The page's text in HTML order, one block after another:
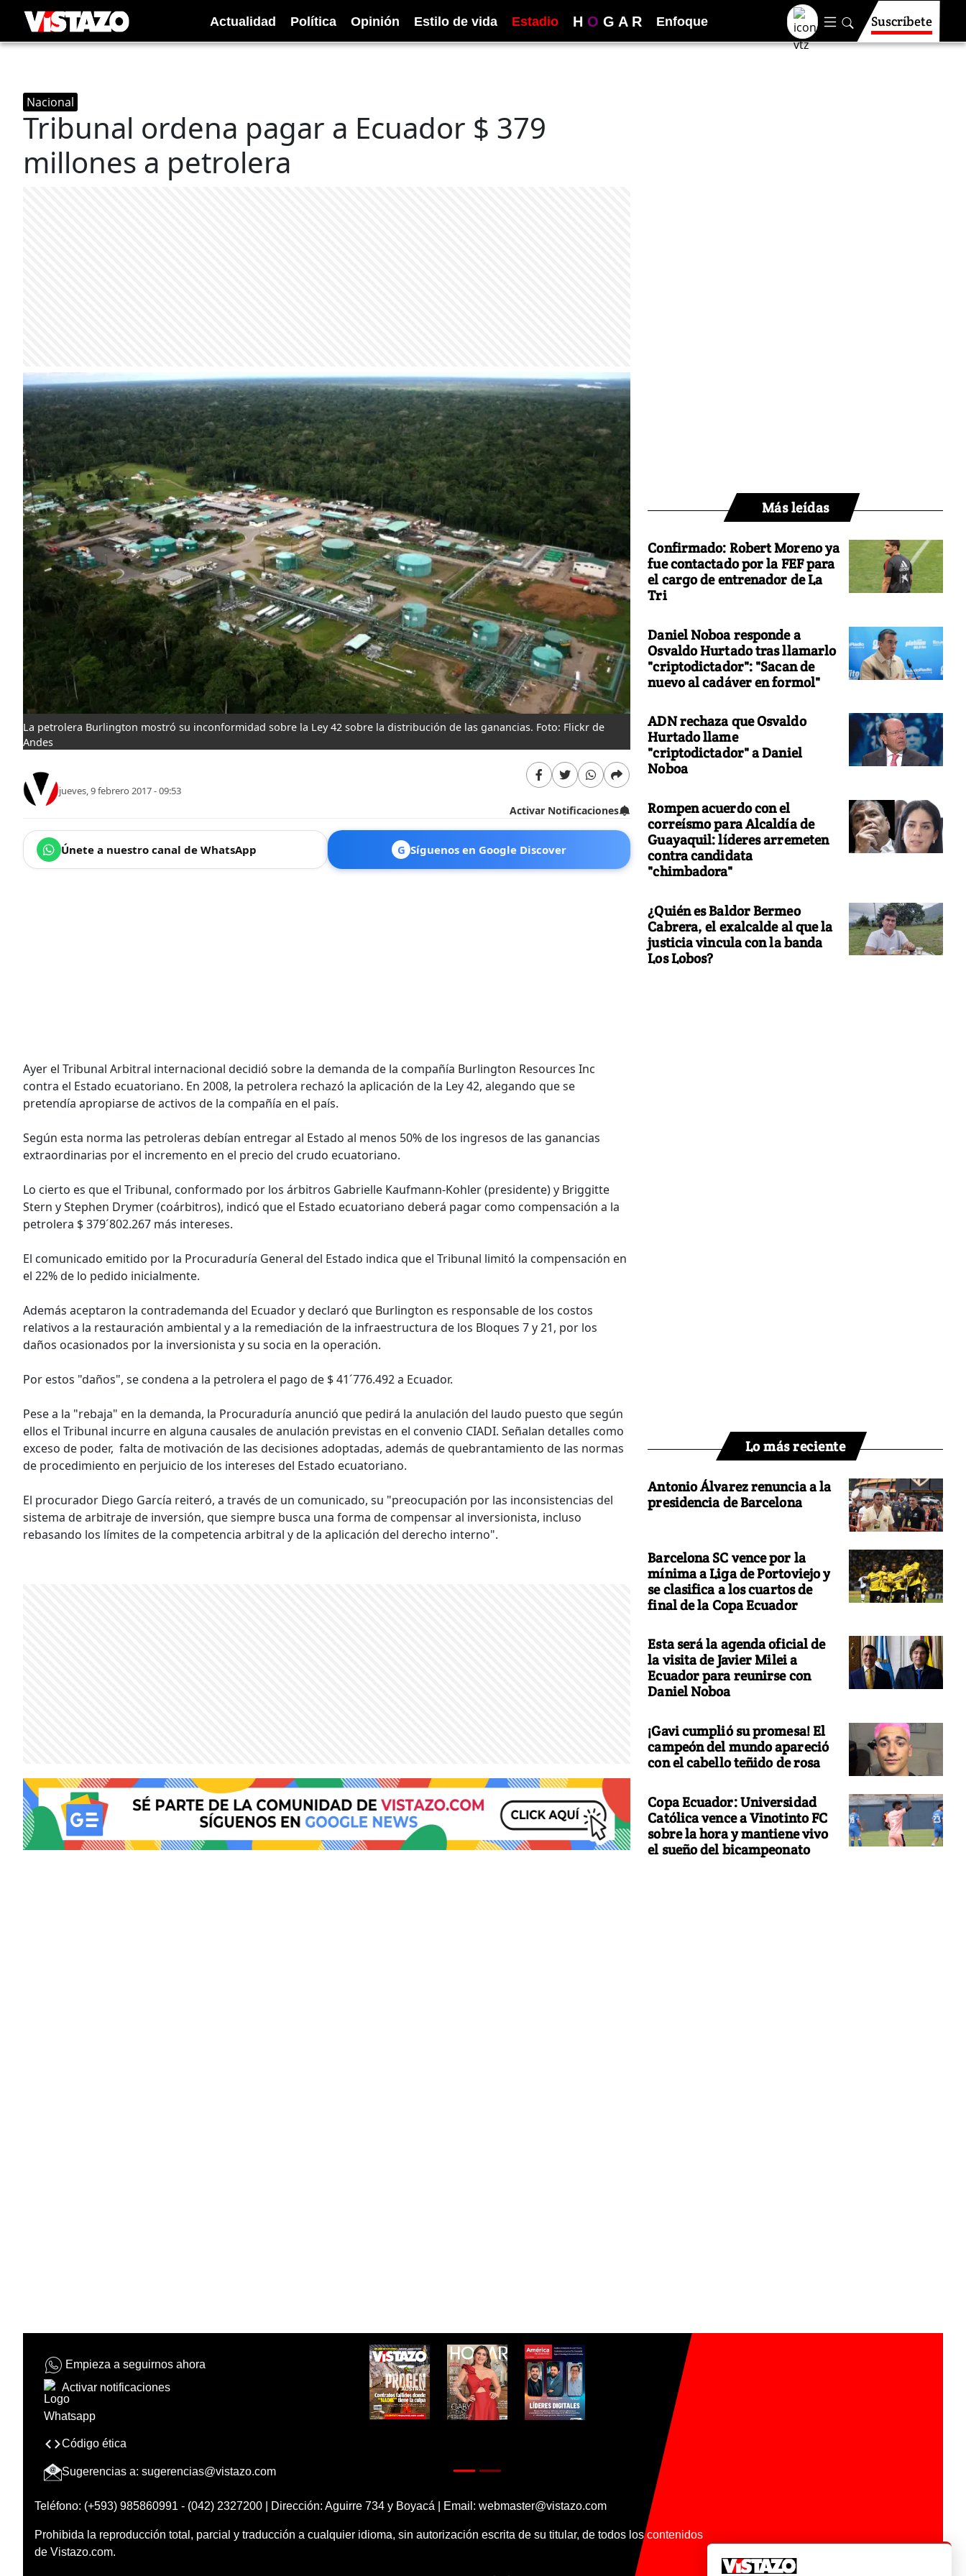
Actualidad Política Opinión Estilo de vida Estadio H O G A R Enfoque Suscríbete
Nacional
Tribunal ordena pagar a Ecuador $ 379
millones a petrolera
La petrolera Burlington mostró su inconformidad sobre la Ley 42 sobre la distribución de las ganancias. Foto: Flickr de
Andes
jueves, 9 febrero 2017 - 09:53
Activar Notificaciones
Únete a nuestro canal de WhatsApp G Síguenos en Google Discover
Ayer el Tribunal Arbitral internacional decidió sobre la demanda de la compañía Burlington Resources Inc
contra el Estado ecuatoriano. En 2008, la petrolera rechazó la aplicación de la Ley 42, alegando que se
pretendía apropiarse de activos de la compañía en el país.
Según esta norma las petroleras debían entregar al Estado al menos 50% de los ingresos de las ganancias
extraordinarias por el incremento en el precio del crudo ecuatoriano.
Lo cierto es que el Tribunal, conformado por los árbitros Gabrielle Kaufmann-Kohler (presidente) y Briggitte
Stern y Stephen Drymer (coárbitros), indicó que el Estado ecuatoriano deberá pagar como compensación a la
petrolera $ 379´802.267 más intereses.
El comunicado emitido por la Procuraduría General del Estado indica que el Tribunal limitó la compensación en
el 22% de lo pedido inicialmente.
Además aceptaron la contrademanda del Ecuador y declaró que Burlington es responsable de los costos
relativos a la restauración ambiental y a la remediación de la infraestructura de los Bloques 7 y 21, por los
daños ocasionados por la inversionista y su socia en la operación.
Por estos "daños", se condena a la petrolera el pago de $ 41´776.492 a Ecuador.
Pese a la "rebaja" en la demanda, la Procuraduría anunció que pedirá la anulación del laudo puesto que según
ellos el Tribunal incurre en alguna causales de anulación previstas en el convenio CIADI. Señalan detalles como
exceso de poder, falta de motivación de las decisiones adoptadas, además de quebrantamiento de las normas
de procedimiento en perjuicio de los intereses del Estado ecuatoriano.
El procurador Diego García reiteró, a través de un comunicado, su "preocupación por las inconsistencias del
sistema de arbitraje de inversión, que siempre busca una forma de compensar al inversionista, incluso
rebasando los límites de la competencia arbitral y de la aplicación del derecho interno".
Más leídas
Confirmado: Robert Moreno ya
fue contactado por la FEF para
el cargo de entrenador de La
Tri
Daniel Noboa responde a
Osvaldo Hurtado tras llamarlo
"criptodictador": "Sacan de
nuevo al cadáver en formol"
ADN rechaza que Osvaldo
Hurtado llame
"criptodictador" a Daniel
Noboa
Rompen acuerdo con el
correísmo para Alcaldía de
Guayaquil: líderes arremeten
contra candidata
"chimbadora"
¿Quién es Baldor Bermeo
Cabrera, el exalcalde al que la
justicia vincula con la banda
Los Lobos?
Lo más reciente
Antonio Álvarez renuncia a la
presidencia de Barcelona
Barcelona SC vence por la
mínima a Liga de Portoviejo y
se clasifica a los cuartos de
final de la Copa Ecuador
Esta será la agenda oficial de
la visita de Javier Milei a
Ecuador para reunirse con
Daniel Noboa
¡Gavi cumplió su promesa! El
campeón del mundo apareció
con el cabello teñido de rosa
Copa Ecuador: Universidad
Católica vence a Vinotinto FC
sobre la hora y mantiene vivo
el sueño del bicampeonato
Empieza a seguirnos ahora
Activar notificaciones
Código ética
Sugerencias a: sugerencias@vistazo.com
Teléfono: (+593) 985860991 - (042) 2327200 | Dirección: Aguirre 734 y Boyacá | Email: webmaster@vistazo.com
Prohibida la reproducción total, parcial y traducción a cualquier idioma, sin autorización escrita de su titular, de todos los contenidos
de Vistazo.com.